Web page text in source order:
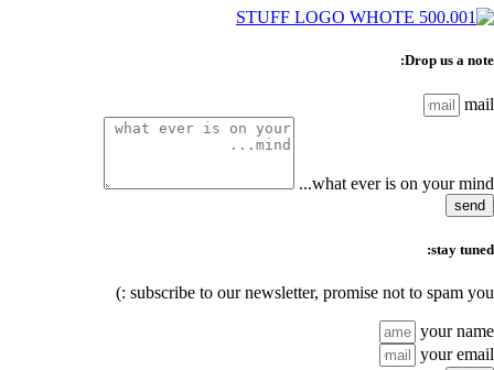
Drop us a note:
mail
what ever is on your mind...
send
stay tuned:
subscribe to our newsletter, promise not to spam you :)
your name
your email